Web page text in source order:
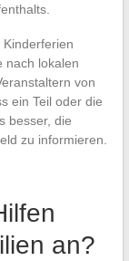
nach lokalen
von
ein Teil oder die
besser, die
zu informieren.
an?